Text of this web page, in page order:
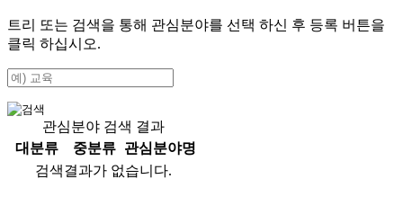
트리 또는 검색을 통해 관심분야를 선택 하신 후 등록 버튼을
클릭 하십시오.
관심분야 검색 결과
대분류
중분류
관심분야명
검색결과가 없습니다.